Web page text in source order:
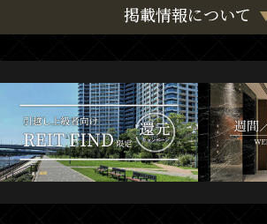
掲載情報について